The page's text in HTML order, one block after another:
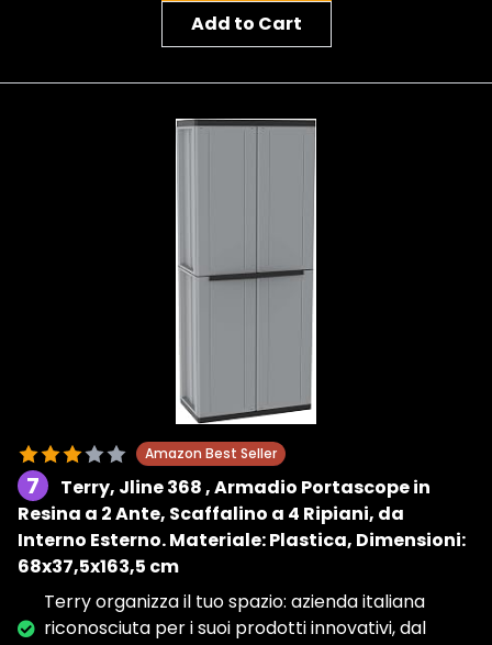
Add to Cart
Amazon Best Seller
7
Terry, Jline 368 , Armadio Portascope in
Resina a 2 Ante, Scaffalino a 4 Ripiani, da
Interno Esterno. Materiale: Plastica, Dimensioni:
68x37,5x163,5 cm
Terry organizza il tuo spazio: azienda italiana
riconosciuta per i suoi prodotti innovativi, dal